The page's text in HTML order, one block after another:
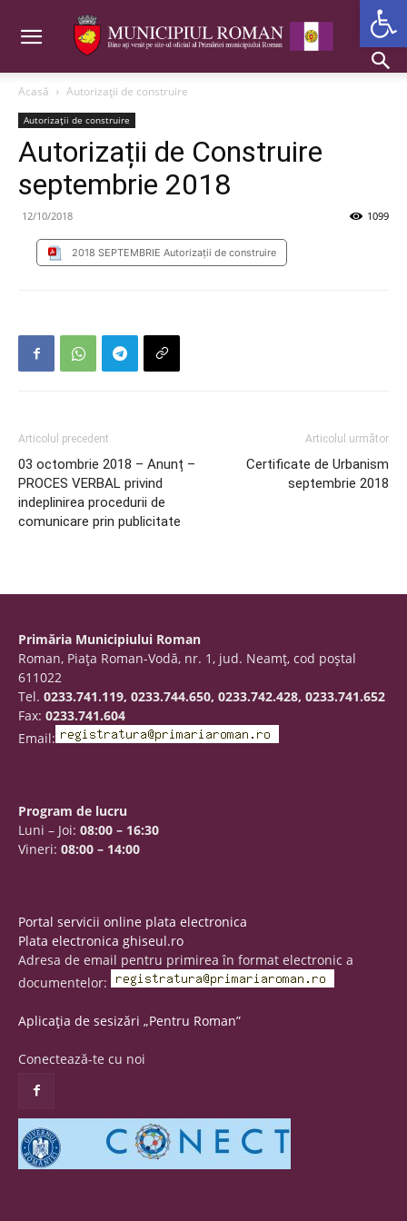
Acasă Autorizații de construire
Autorizații de construire
Autorizații de Construire
septembrie 2018
12/10/2018 1099
2018 SEPTEMBRIE Autorizații de construire
Articolul precedent
03 octombrie 2018 – Anunț –
PROCES VERBAL privind
indeplinirea procedurii de
comunicare prin publicitate
Articolul următor
Certificate de Urbanism
septembrie 2018
Primăria Municipiului Roman
Roman, Piaţa Roman-Vodă, nr. 1, jud. Neamţ, cod poştal
611022
Tel. 0233.741.119, 0233.744.650, 0233.742.428, 0233.741.652
Fax: 0233.741.604
Email:
Program de lucru
Luni – Joi: 08:00 – 16:30
Vineri: 08:00 – 14:00
Portal servicii online plata electronica
Plata electronica ghiseul.ro
Adresa de email pentru primirea în format electronic a
documentelor:
Aplicația de sesizări „Pentru Roman”
Conectează-te cu noi